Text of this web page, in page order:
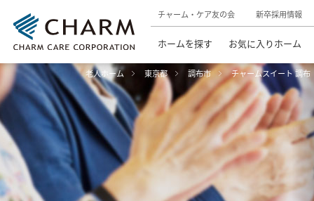
チャーム・ケア友の会 新卒採用情報
ホームを探す お気に入りホーム
老人ホーム 東京都 調布市 チャームスイート 調布